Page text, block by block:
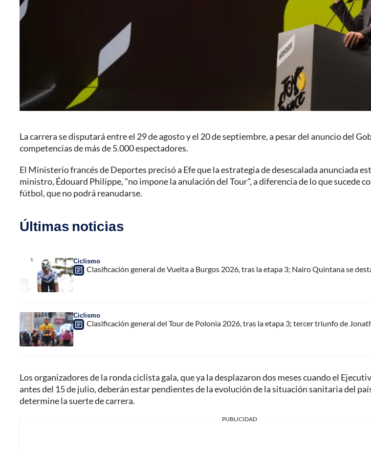
La carrera se disputará entre el 29 de agosto y el 20 de septiembre, a pesar del anuncio del
competencias de más de 5.000 espectadores.
El Ministerio francés de Deportes precisó a Efe que la estrategia de desescalada anunciada
ministro, Édouard Philippe, "no impone la anulación del Tour", a diferencia de lo que sucede
fútbol, que no podrá reanudarse.
Últimas noticias
Ciclismo
Clasificación general de Vuelta a Burgos 2026, tras la etapa 3; Nairo Quintana se
Ciclismo
Clasificación general del Tour de Polonia 2026, tras la etapa 3; tercer triunfo de
Los organizadores de la ronda ciclista gala, que ya la desplazaron dos meses cuando el
antes del 15 de julio, deberán estar pendientes de la evolución de la situación sanitaria del
determine la suerte de carrera.
PUBLICIDAD